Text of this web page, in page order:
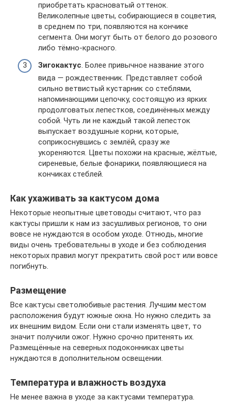
приобретать красноватый оттенок.
Великолепные цветы, собирающиеся в соцветия,
в среднем по три, появляются на кончике
сегмента. Они могут быть от белого до розового
либо тёмно-красного.
Зигокактус. Более привычное название этого
вида — рождественник. Представляет собой
сильно ветвистый кустарник со стеблями,
напоминающими цепочку, состоящую из ярких
продолговатых лепестков, соединённых между
собой. Чуть ли не каждый такой лепесток
выпускает воздушные корни, которые,
соприкоснувшись с землёй, сразу же
укореняются. Цветы похожи на красные, жёлтые,
сиреневые, белые фонарики, появляющиеся на
кончиках стеблей.
Как ухаживать за кактусом дома
Некоторые неопытные цветоводы считают, что раз
кактусы пришли к нам из засушливых регионов, то они
вовсе не нуждаются в особом уходе. Отнюдь, многие
виды очень требовательны в уходе и без соблюдения
некоторых правил могут прекратить свой рост или вовсе
погибнуть.
Размещение
Все кактусы светолюбивые растения. Лучшим местом
расположения будут южные окна. Но нужно следить за
их внешним видом. Если они стали изменять цвет, то
значит получили ожог. Нужно срочно притенять их.
Размещённые на северных подоконниках цветы
нуждаются в дополнительном освещении.
Температура и влажность воздуха
Не менее важна в уходе за кактусами температура.